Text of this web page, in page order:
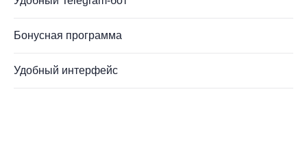
Бонусная программа
Удобный интерфейс